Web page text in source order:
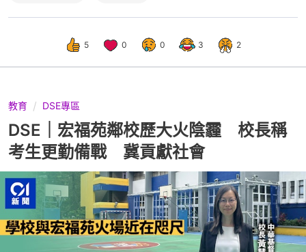
5 0 0 3 2
教育 DSE專區
DSE｜宏福苑鄰校歷大火陰霾 校長稱
考生更勤備戰 冀貢獻社會